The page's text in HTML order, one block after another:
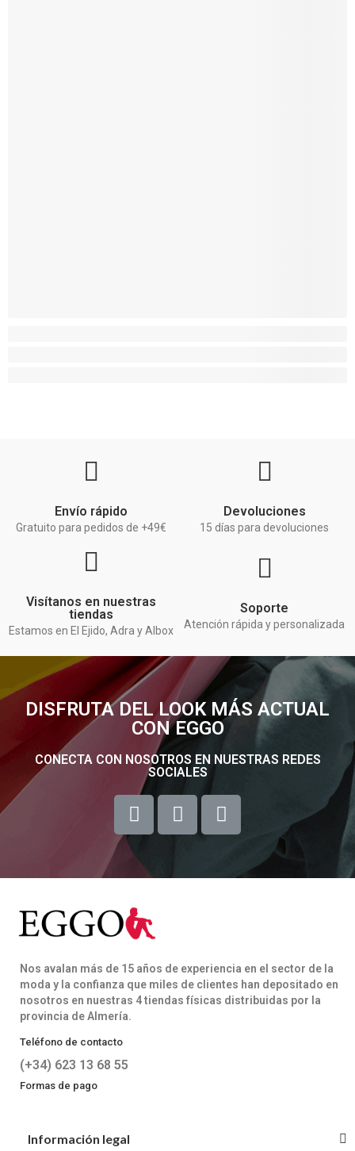
Envío rápido
Gratuito para pedidos de +49€
Devoluciones
15 días para devoluciones
Visítanos en nuestras
tiendas
Estamos en El Ejido, Adra y Albox
Soporte
Atención rápida y personalizada
DISFRUTA DEL LOOK MÁS ACTUAL
CON EGGO
CONECTA CON NOSOTROS EN NUESTRAS REDES
SOCIALES
Nos avalan más de 15 años de experiencia en el sector de la
moda y la confianza que miles de clientes han depositado en
nosotros en nuestras 4 tiendas físicas distribuidas por la
provincia de Almería.
Teléfono de contacto
(+34) 623 13 68 55
Formas de pago
Información legal